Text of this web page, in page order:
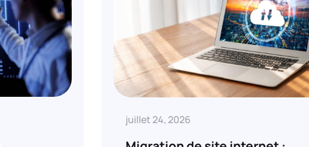
juillet 24, 2026